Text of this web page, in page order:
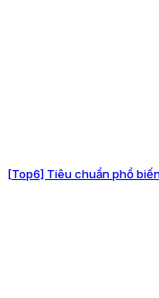
[Top6] Tiêu chuẩn phổ